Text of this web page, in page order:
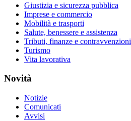
Giustizia e sicurezza pubblica
Imprese e commercio
Mobilità e trasporti
Salute, benessere e assistenza
Tributi, finanze e contravvenzioni
Turismo
Vita lavorativa
Novità
Notizie
Comunicati
Avvisi